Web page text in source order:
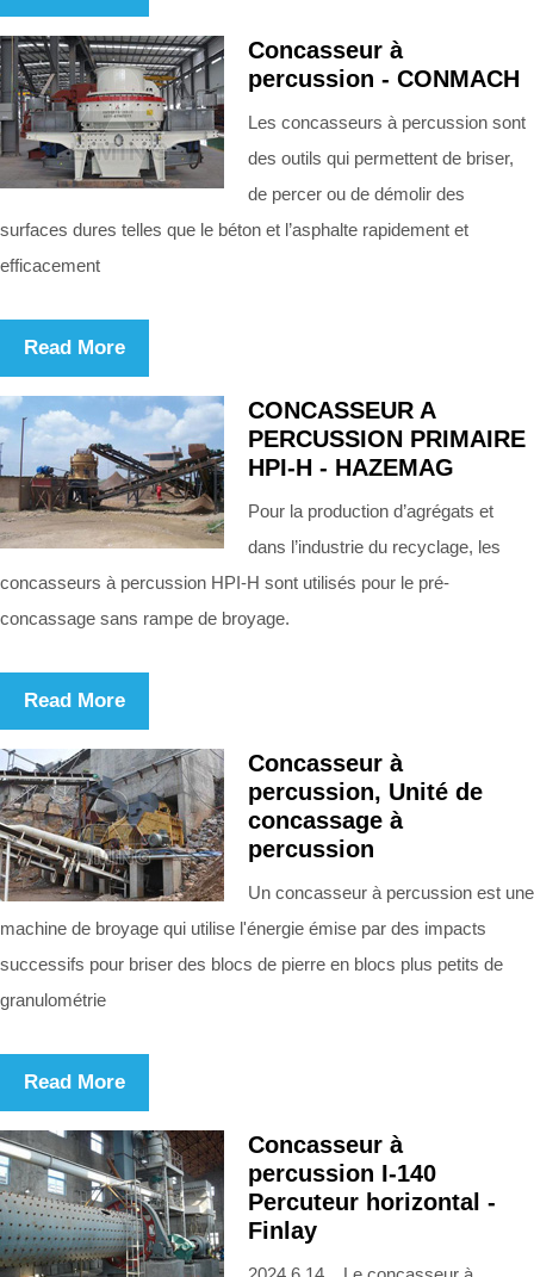
Concasseur à
percussion - CONMACH
Les concasseurs à percussion sont
des outils qui permettent de briser,
de percer ou de démolir des
surfaces dures telles que le béton et l’asphalte rapidement et
efficacement
Read More
CONCASSEUR A
PERCUSSION PRIMAIRE
HPI-H - HAZEMAG
Pour la production d’agrégats et
dans l’industrie du recyclage, les
concasseurs à percussion HPI-H sont utilisés pour le pré-
concassage sans rampe de broyage.
Read More
Concasseur à
percussion, Unité de
concassage à
percussion
Un concasseur à percussion est une
machine de broyage qui utilise l'énergie émise par des impacts
successifs pour briser des blocs de pierre en blocs plus petits de
granulométrie
Read More
Concasseur à
percussion I-140
Percuteur horizontal -
Finlay